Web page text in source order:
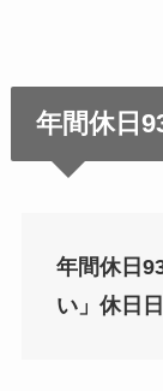
年間休日
年間休日
い」休日